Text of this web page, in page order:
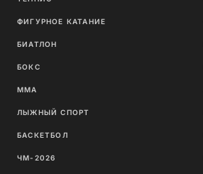
ФИГУРНОЕ КАТАНИЕ
БИАТЛОН
БОКС
ММА
ЛЫЖНЫЙ СПОРТ
БАСКЕТБОЛ
ЧМ-2026